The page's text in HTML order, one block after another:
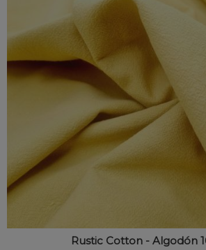
Rustic Cotton - Algodón